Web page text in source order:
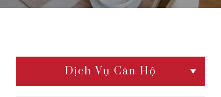
Dịch Vụ Căn Hộ